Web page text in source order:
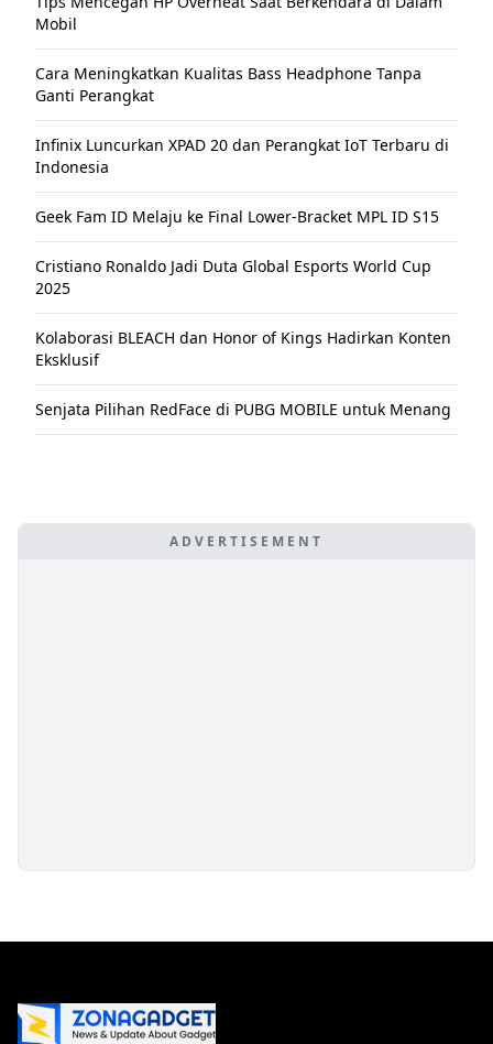
Mobil
Cara Meningkatkan Kualitas Bass Headphone Tanpa
Ganti Perangkat
Infinix Luncurkan XPAD 20 dan Perangkat IoT Terbaru di
Indonesia
Geek Fam ID Melaju ke Final Lower-Bracket MPL ID S15
Cristiano Ronaldo Jadi Duta Global Esports World Cup
2025
Kolaborasi BLEACH dan Honor of Kings Hadirkan Konten
Eksklusif
Senjata Pilihan RedFace di PUBG MOBILE untuk Menang
ADVERTISEMENT